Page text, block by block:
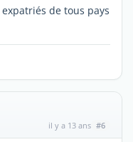
de tous pays
il y a 13 ans #6